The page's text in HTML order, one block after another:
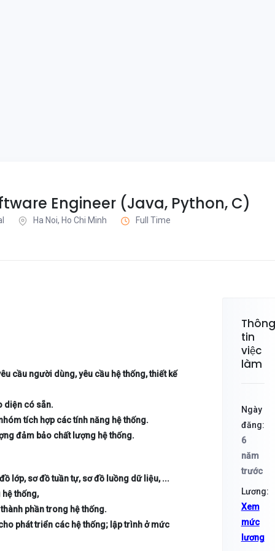
Engineer (Java, Python, C)
Ha Noi, Ho Chi Minh Full Time
cầu người dùng, yêu cầu hệ thống, thiết kế
diện có sẵn.
tích hợp các tính năng hệ thống.
đảm bảo chất lượng hệ thống.
lớp, sơ đồ tuần tự, sơ đồ luồng dữ liệu, ...
thống,
phần trong hệ thống.
phát triển các hệ thống; lập trình ở mức
Thông
tin
việc
làm
Ngày
đăng:
6
năm
trước
Lương:
Xem
mức
lương